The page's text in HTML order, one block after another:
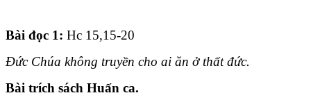
Bài đọc 1: Hc 15,15-20
Đức Chúa không truyền cho ai ăn ở thất đức.
Bài trích sách Huấn ca.